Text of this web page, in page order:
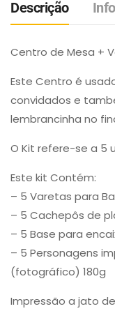
Descrição
Centro de Mesa +
Este Centro é
convidados e
lembrancinha no
O Kit refere-se a 5
Este kit Contém:
– 5 Varetas para
– 5 Cachepôs de
– 5 Base para
– 5 Personagens
(fotográfico) 180g
Impressão a jato